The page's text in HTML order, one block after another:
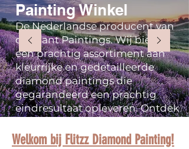
Painting Winkel
De Nederlandse producent van
diamant Paintings. Wij bieden
een prachtig assortiment aan
kleurrijke en gedetailleerde
diamond paintings die
gegarandeerd een prachtig
eindresultaat opleveren. Ontdek
schilderen en geef je creativiteit
Welkom bij Flitzz Diamond Painting!